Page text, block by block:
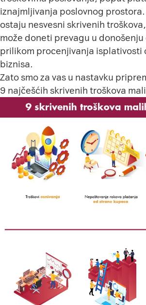
iznajmljivanja poslovnog
ostaju nesvesni skrivenih
može doneti prevagu u
prilikom procenjivanja isplativosti
biznisa.
Zato smo za vas u nastavku
9 najčešćih skrivenih troškova